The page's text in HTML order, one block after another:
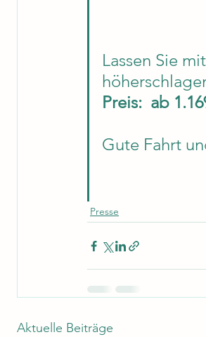
Lassen Sie
Preis: ab
Gute Fahrt
Presse
Aktuelle Beiträge